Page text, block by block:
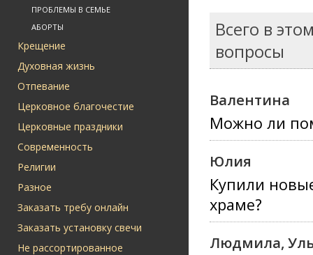
ПРОБЛЕМЫ В СЕМЬЕ
АБОРТЫ
Крещение
Духовная жизнь
Отпевание
Церковное благочестие
Церковные праздники
Современность
Религии
Разное
Заказать требу онлайн
Заказать установку свечи
Не рассортированное
Всего в
вопросы
Валентина
Можно ли
Юлия
Купили
храме?
Людмила,